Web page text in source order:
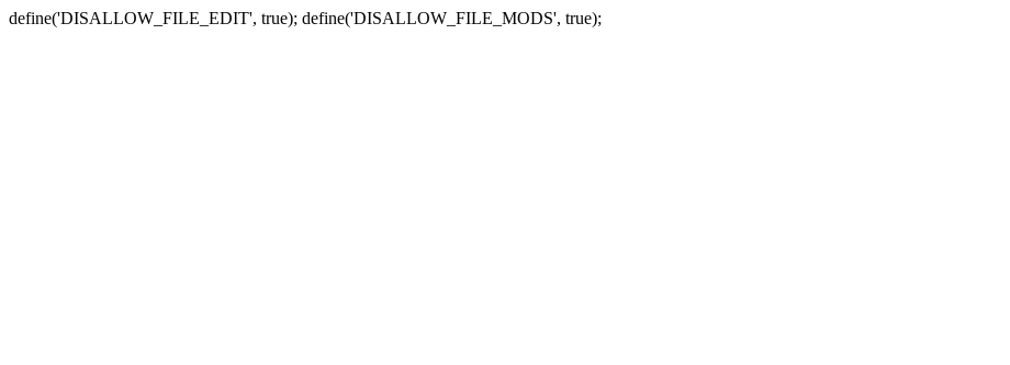
define('DISALLOW_FILE_EDIT', true); define('DISALLOW_FILE_MODS', true);